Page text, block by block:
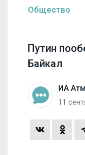
Общество
Путин
Байкал
ИА
11